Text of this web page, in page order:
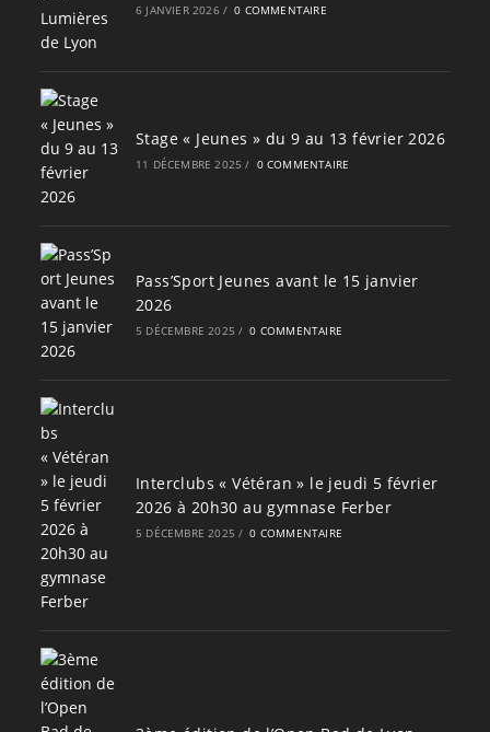
6 JANVIER 2026 / 0 COMMENTAIRE
Stage « Jeunes » du 9 au 13 février 2026
11 DÉCEMBRE 2025 / 0 COMMENTAIRE
Pass’Sport Jeunes avant le 15 janvier
2026
5 DÉCEMBRE 2025 / 0 COMMENTAIRE
Interclubs « Vétéran » le jeudi 5 février
2026 à 20h30 au gymnase Ferber
5 DÉCEMBRE 2025 / 0 COMMENTAIRE